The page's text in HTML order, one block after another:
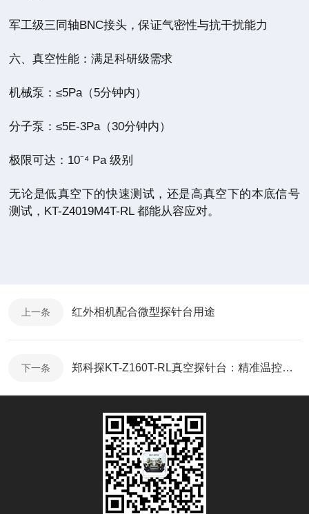
军工级三同轴BNC接头，保证气密性与抗干扰能力
六、真空性能：满足科研级需求
机械泵：≤5Pa（5分钟内）
分子泵：≤5E-3Pa（30分钟内）
极限可达：10⁻⁴ Pa 级别
无论是低真空下的快速测试，还是高真空下的本底信号
测试，KT-Z4019M4T-RL 都能从容应对。
上一条 红外相机配合微型探针台用途
下一条 郑科探KT-Z160T-RL真空探针台：精准温控与多轴调节的科研利器